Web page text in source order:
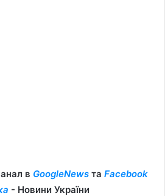
в GoogleNews та Facebook
- Новини України